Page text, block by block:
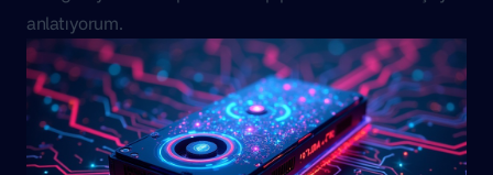
anlatıyorum.